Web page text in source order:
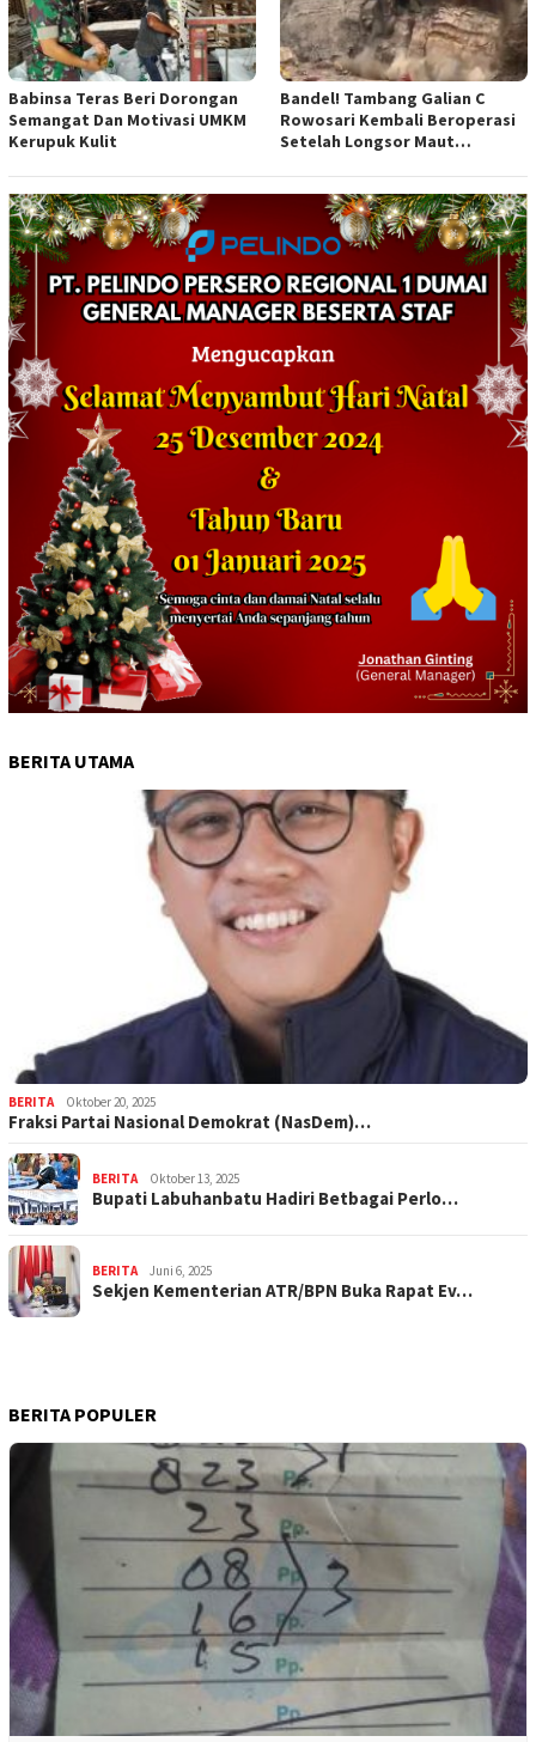
Babinsa Teras Beri Dorongan
Semangat Dan Motivasi UMKM
Kerupuk Kulit
Bandel! Tambang Galian C
Rowosari Kembali Beroperasi
Setelah Longsor Maut
BERITA UTAMA
BERITA Oktober 20, 2025
Fraksi Partai Nasional Demokrat (NasDem)…
BERITA Oktober 13, 2025
Bupati Labuhanbatu Hadiri Betbagai Perlo…
BERITA Juni 6, 2025
Sekjen Kementerian ATR/BPN Buka Rapat Ev…
BERITA POPULER